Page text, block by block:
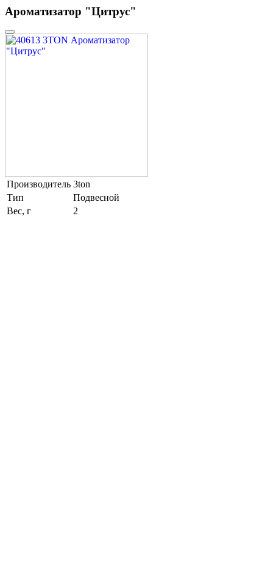
Ароматизатор "Цитрус"
Производитель 3ton
Тип
Подвесной
Вес, г
2